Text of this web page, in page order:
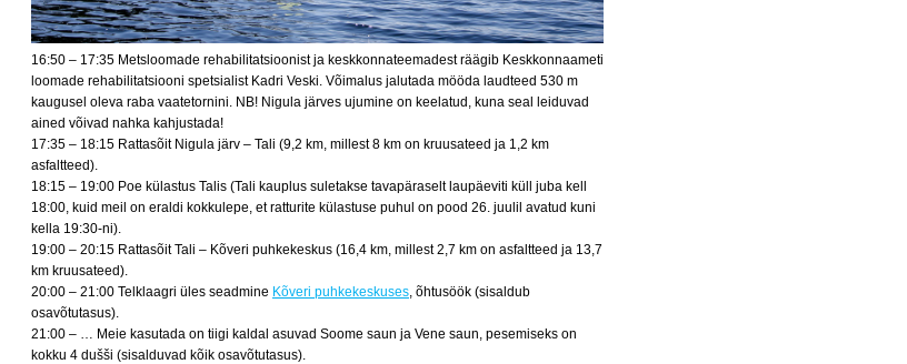
16:50 – 17:35 Metsloomade rehabilitatsioonist ja keskkonnateemadest räägib Keskkonnaameti
loomade rehabilitatsiooni spetsialist Kadri Veski. Võimalus jalutada mööda laudteed 530 m
kaugusel oleva raba vaatetornini. NB! Nigula järves ujumine on keelatud, kuna seal leiduvad
ained võivad nahka kahjustada!
17:35 – 18:15 Rattasõit Nigula järv – Tali (9,2 km, millest 8 km on kruusateed ja 1,2 km
asfaltteed).
18:15 – 19:00 Poe külastus Talis (Tali kauplus suletakse tavapäraselt laupäeviti küll juba kell
18:00, kuid meil on eraldi kokkulepe, et ratturite külastuse puhul on pood 26. juulil avatud kuni
kella 19:30-ni).
19:00 – 20:15 Rattasõit Tali – Kõveri puhkekeskus (16,4 km, millest 2,7 km on asfaltteed ja 13,7
km kruusateed).
20:00 – 21:00 Telklaagri üles seadmine Kõveri puhkekeskuses , õhtusöök (sisaldub
osavõtutasus).
21:00 – … Meie kasutada on tiigi kaldal asuvad Soome saun ja Vene saun, pesemiseks on
kokku 4 dušši (sisalduvad kõik osavõtutasus).